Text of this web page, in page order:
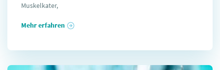
Muskelkater,
Mehr erfahren